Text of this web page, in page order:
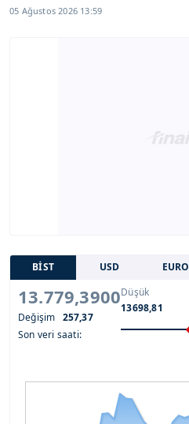
05 Ağustos 2026 13:59
BİST USD EURO
13.779,3900
Değişim 257,37
Son veri saati:
Düşük
13698,81